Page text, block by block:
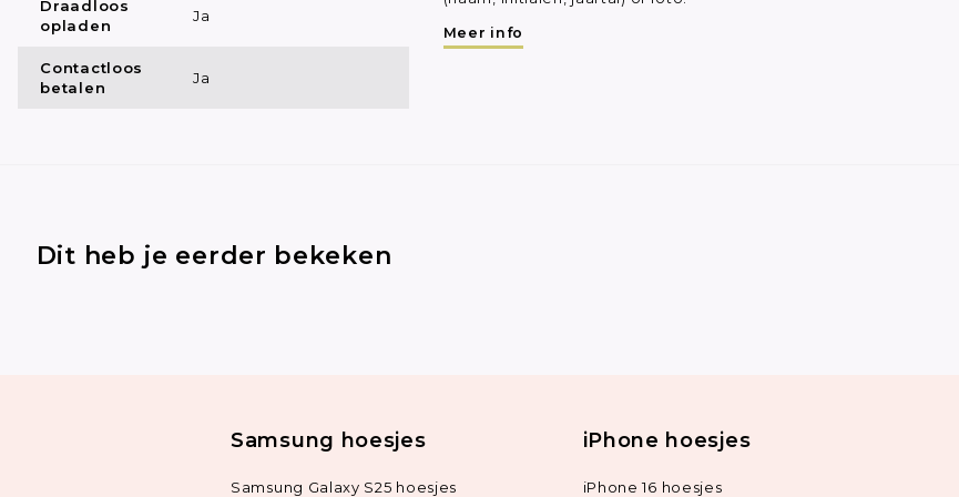
Draadloos
opladen
Ja
Contactloos
betalen
Ja
Meer info
Dit heb je eerder bekeken
Samsung hoesjes
Samsung Galaxy S25 hoesjes
iPhone hoesjes
iPhone 16 hoesjes